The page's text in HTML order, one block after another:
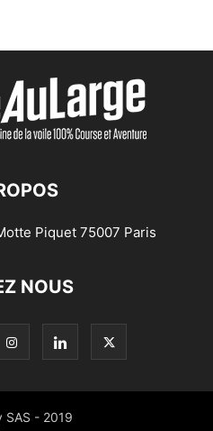
Piquet 75007 Paris
NOUS
SAS - 2019